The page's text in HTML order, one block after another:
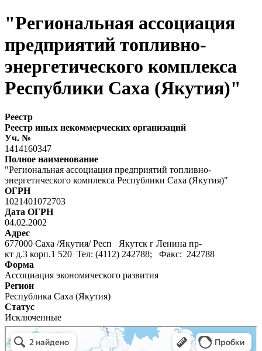
"Региональная ассоциация
предприятий топливно-
энергетического комплекса
Республики Саха (Якутия)"
Реестр
Реестр иных некоммерческих организаций
Уч. №
1414160347
Полное наименование
"Региональная ассоциация предприятий топливно-
энергетического комплекса Республики Саха (Якутия)"
ОГРН
1021401072703
Дата ОГРН
04.02.2002
Адрес
677000 Саха /Якутия/ Респ Якутск г Ленина пр-
кт д.3 корп.1 520 Тел: (4112) 242788; Факс: 242788
Форма
Ассоциация экономического развития
Регион
Республика Саха (Якутия)
Статус
Исключенные